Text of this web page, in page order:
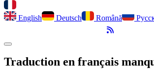
English Deutsch Română
Flux RSS
Activer le mode sombre
Traduction en français